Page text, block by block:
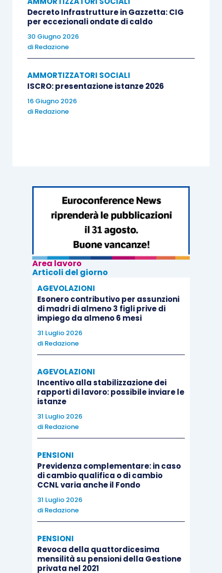
Decreto Infrastrutture in Gazzetta: CIG
per eccezionali ondate di caldo
30 Giugno 2026
di Redazione
AMMORTIZZATORI SOCIALI
ISCRO: presentazione istanze 2026
16 Giugno 2026
di Redazione
Area lavoro
Articoli del giorno
AGEVOLAZIONI
Esonero contributivo per assunzioni
di madri di almeno 3 figli prive di
impiego da almeno 6 mesi
31 Luglio 2026
di Redazione
AGEVOLAZIONI
Incentivo alla stabilizzazione dei
rapporti di lavoro: possibile inviare le
istanze
31 Luglio 2026
di Redazione
PENSIONI
Previdenza complementare: in caso
di cambio qualifica o di cambio
CCNL varia anche il Fondo
31 Luglio 2026
di Redazione
PENSIONI
Revoca della quattordicesima
mensilità su pensioni della Gestione
privata nel 2021